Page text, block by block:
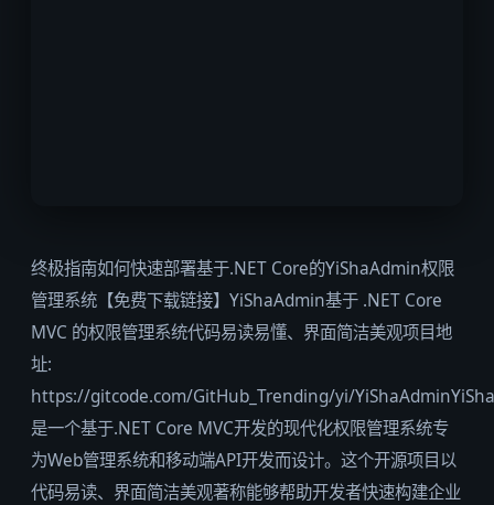
终极指南如何快速部署基于.NET Core的YiShaAdmin权限
管理系统【免费下载链接】YiShaAdmin基于 .NET Core
MVC 的权限管理系统代码易读易懂、界面简洁美观项目地
址:
https://gitcode.com/GitHub_Trending/yi/
是一个基于.NET Core MVC开发的现代化权限管理系统专
为Web管理系统和移动端API开发而设计。这个开源项目以
代码易读、界面简洁美观著称能够帮助开发者快速构建企业